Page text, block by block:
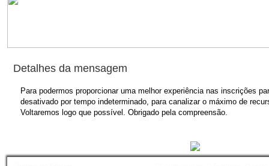
Detalhes da mensagem
Para podermos proporcionar uma melhor experiência nas inscrições
desativado por tempo indeterminado, para canalizar o máximo de
Voltaremos logo que possível. Obrigado pela compreensão.